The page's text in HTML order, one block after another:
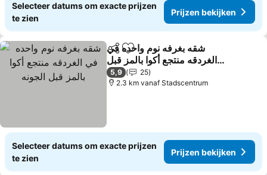
Selecteer datums om exacte prijzen
te zien
Prijzen bekijken
DelenToevoegen aan favorieten
شقه بغرفه نوم واحده في
الغردقه منتجع أكوا بالمز قبل
الجونه
Prijzen bekijken
5,9
25
2.3 km vanaf Stadscentrum
Selecteer datums om exacte prijzen
te zien
Prijzen bekijken